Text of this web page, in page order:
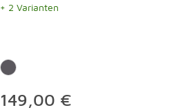
+ 2 Varianten
149,00 €